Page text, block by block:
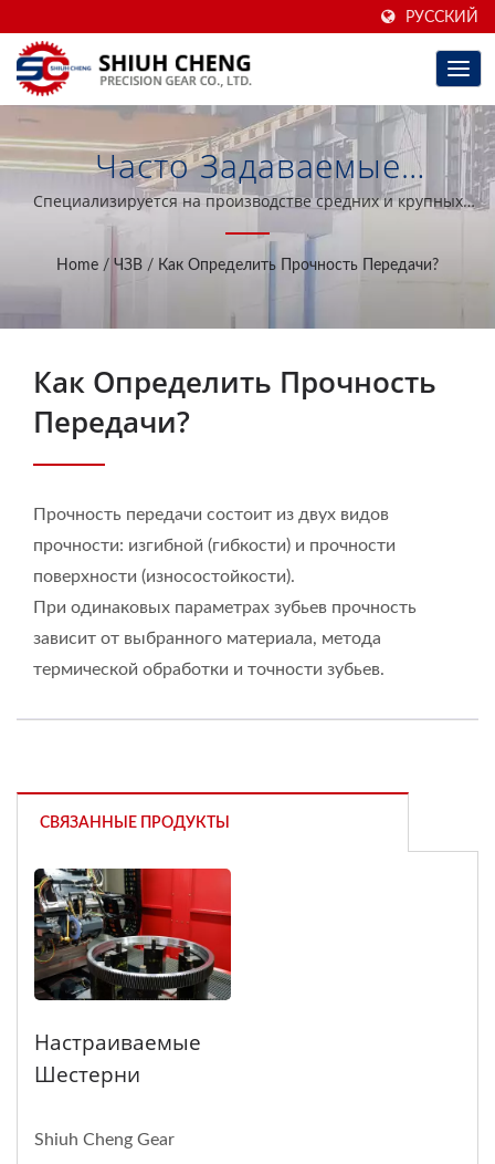
РУССКИЙ
Часто Задаваемые
Вопросы / Тайваньские
Высокоточные Шестерни И
Редукторы Для 40 Лет |
Shiuh Cheng Precision Gear
Co., Ltd.
Специализируется на производстве средних и крупных
прецизионных промышленных зубчатых колес. Внедрение
самых современных шлифовальных станков для
профилирования зубчатых колес из Германии в мире.
Home / ЧЗВ / Как Определить Прочность Передачи?
Как Определить Прочность
Передачи?
Прочность передачи состоит из двух видов
прочности: изгибной (гибкости) и прочности
поверхности (износостойкости).
При одинаковых параметрах зубьев прочность
зависит от выбранного материала, метода
термической обработки и точности зубьев.
СВЯЗАННЫЕ ПРОДУКТЫ
Настраиваемые
Шестерни
Shiuh Cheng Gear